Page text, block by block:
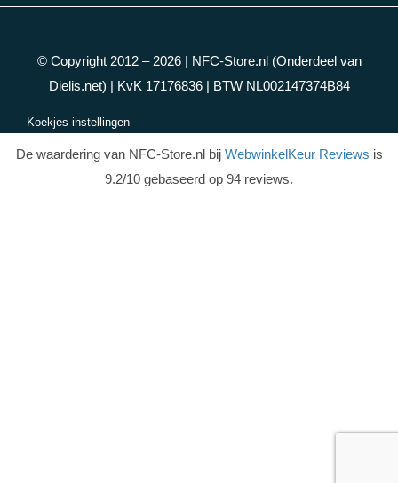
© Copyright 2012 – 2026 | NFC-Store.nl(Onderdeel van
Dielis.net) | KvK 17176836 | BTW NL002147374B84
Koekjes instellingen
De waardering van NFC-Store.nl bij WebwinkelKeur Reviews is
9.2/10 gebaseerd op 94 reviews.